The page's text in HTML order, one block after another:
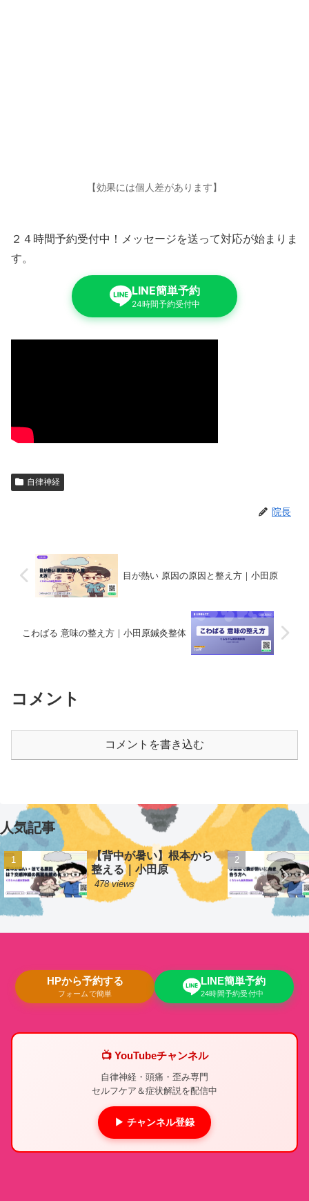
【効果には個人差があります】
２４時間予約受付中！メッセージを送って対応が始まりま
す。
LINE簡単予約
24時間予約受付中
自律神経
院長
目が熱い 原因の原因と整え方｜小田原
こわばる 意味の整え方｜小田原鍼灸整体
コメント
コメントを書き込む
人気記事
【背中が暑い】根本から
整える｜小田原
478 views
HPから予約する
フォームで簡単
LINE簡単予約
24時間予約受付中
📺 YouTubeチャンネル
自律神経・頭痛・歪み専門
セルフケア＆症状解説を配信中
▶ チャンネル登録